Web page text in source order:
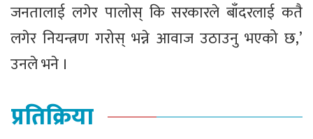
जनतालाई लगेर पालोस् कि सरकारले बाँदरलाई कतै
लगेर नियन्त्रण गरोस् भन्ने आवाज उठाउनु भएको छ,’
उनले भने ।
प्रतिक्रिया